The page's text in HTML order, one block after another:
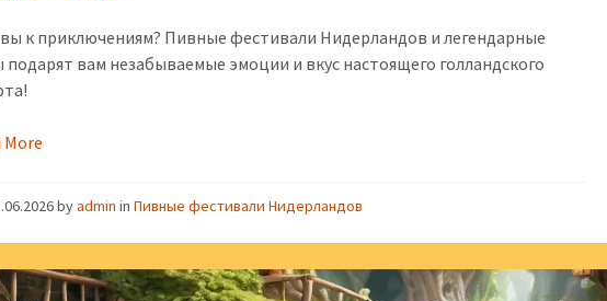
к приключениям? Пивные фестивали Нидерландов и легендарные
подарят вам незабываемые эмоции и вкус настоящего голландского
More
byadmin inПивные фестивали Нидерландов